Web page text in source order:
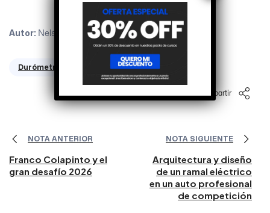
Autor: Nelson Vigliani
Durómetro
Compartir
NOTA ANTERIOR
Franco Colapinto y el
gran desafío 2026
NOTA SIGUIENTE
Arquitectura y diseño
de un ramal eléctrico
en un auto profesional
de competición